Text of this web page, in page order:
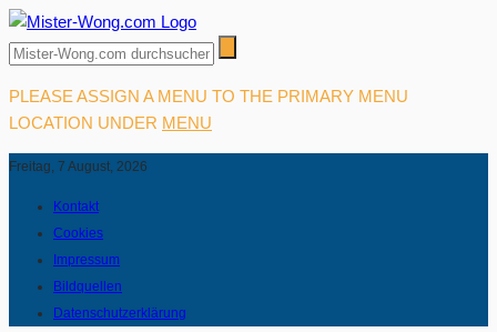
PLEASE ASSIGN A MENU TO THE PRIMARY MENU
LOCATION UNDER MENU
Freitag, 7 August, 2026
Kontakt
Cookies
Impressum
Bildquellen
Datenschutzerklärung